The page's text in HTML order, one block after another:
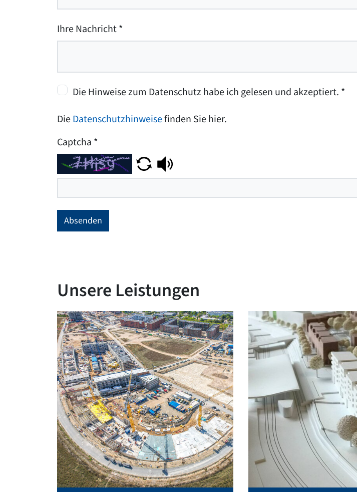
Ihre Nachricht*
Die Hinweise zum Datenschutz habe ich gelesen und akzeptiert. *
DieDatenschutzhinweisefinden Sie hier.
Captcha *
Absenden
Unsere Leistungen